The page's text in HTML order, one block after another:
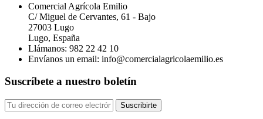
Comercial Agrícola Emilio
C/ Miguel de Cervantes, 61 - Bajo
27003 Lugo
Lugo, España
Llámanos: 982 22 42 10
Envíanos un email: info@comercialagricolaemilio.es
Suscríbete a nuestro boletín
Suscribirte